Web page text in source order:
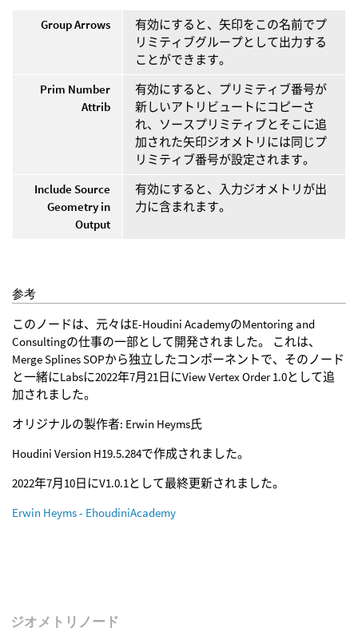
Group Arrows
有効にすると、矢印をこの名前でプ
リミティブグループとして出力する
ことができます。
Prim Number
Attrib
有効にすると、プリミティブ番号が
新しいアトリビュートにコピーさ
れ、ソースプリミティブとそこに追
加された矢印ジオメトリには同じプ
リミティブ番号が設定されます。
Include Source
Geometry in
Output
有効にすると、入力ジオメトリが出
力に含まれます。
参考
このノードは、元々はE-Houdini AcademyのMentoring and
Consultingの仕事の一部として開発されました。 これは、
Merge Splines SOPから独立したコンポーネントで、そのノード
と一緒にLabsに2022年7月21日にView Vertex Order 1.0として追
加されました。
オリジナルの製作者: Erwin Heyms氏
Houdini Version H19.5.284で作成されました。
2022年7月10日にV1.0.1として最終更新されました。
Erwin Heyms - EhoudiniAcademy
ジオメトリノード